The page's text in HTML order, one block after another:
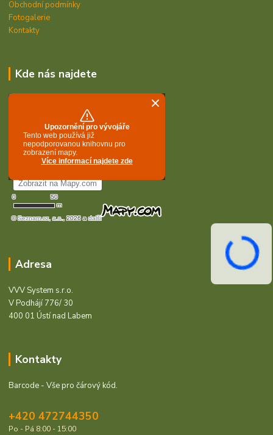
Obchodní podmínky
Fotogalerie
Kontakty
Kde nás najdete
Adresa
VVV System s.r.o.
V Podhájí 776/ 30
400 01 Ústí nad Labem
Kontakty
Barcode - Vše pro čárový kód.
+420 472744350
Po - Pá 8:00 - 15:00